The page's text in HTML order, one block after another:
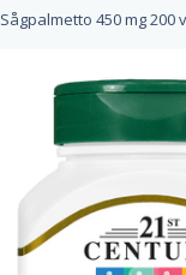
Sågpalmetto 450 mg